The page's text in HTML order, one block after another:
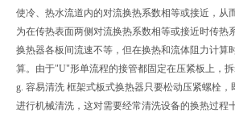
使冷、热水流道内的对流换热系数相等或接近，从
为在传热表面两侧对流换热系数相等或接近时传热
换热器各板间流速不等，但在换热和流体阻力计算
算。由于"U"形单流程的接管都固定在压紧板上，拆
g. 容易清洗 框架式板式换热器只要松动压紧螺栓
进行机械清洗，这对需要经常清洗设备的换热过程